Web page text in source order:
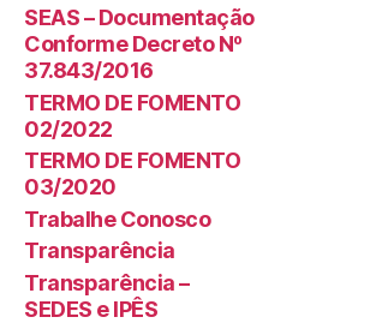
SEAS – Documentação
Conforme Decreto Nº
37.843/2016
TERMO DE FOMENTO
02/2022
TERMO DE FOMENTO
03/2020
Trabalhe Conosco
Transparência
Transparência –
SEDES e IPÊS